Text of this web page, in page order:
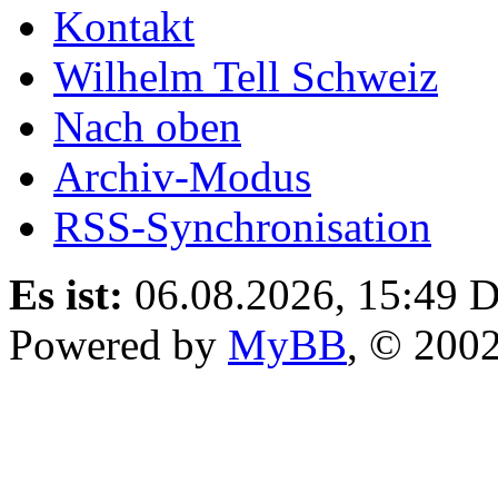
Kontakt
Wilhelm Tell Schweiz
Nach oben
Archiv-Modus
RSS-Synchronisation
Es ist: 06.08.2026, 15:49
Powered by MyBB, ©